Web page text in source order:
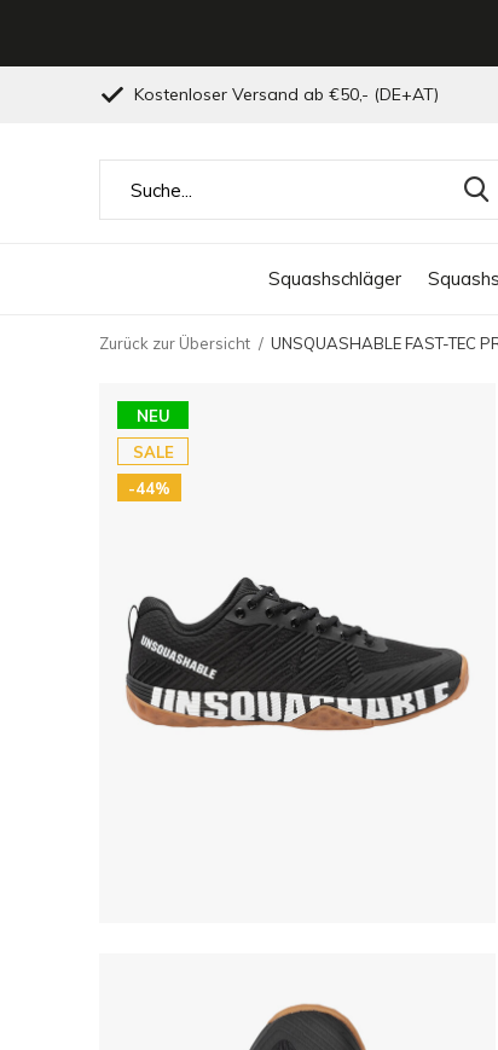
Squashschläger
Kostenloser Versand ab €50,- (DE+AT)
Zurück zur Übersicht UNSQUASHABLE FAST-TEC
NEU
SALE
-44%